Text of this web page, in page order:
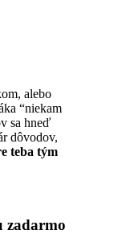
alebo
“niekam
sa hneď
dôvodov,
teba tým
zadarmo